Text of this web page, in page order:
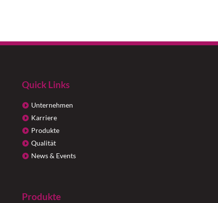
Quick Links
Unternehmen
Karriere
Produkte
Qualität
News & Events
Produkte